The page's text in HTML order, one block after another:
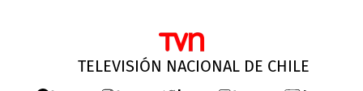
TELEVISIÓN NACIONAL DE CHILE